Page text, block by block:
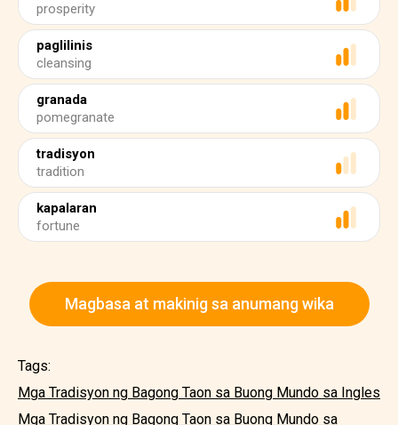
prosperity
paglilinis
cleansing
granada
pomegranate
tradisyon
tradition
kapalaran
fortune
Magbasa at makinig sa anumang wika
Tags:
Mga Tradisyon ng Bagong Taon sa Buong Mundo sa Ingles
Mga Tradisyon ng Bagong Taon sa Buong Mundo sa